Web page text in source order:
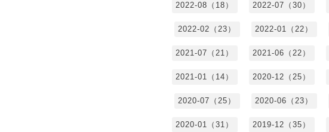
2022-08（18） 2022-07（30）
2022-02（23） 2022-01（22）
2021-07（21） 2021-06（22）
2021-01（14） 2020-12（25）
2020-07（25） 2020-06（23）
2020-01（31） 2019-12（35）